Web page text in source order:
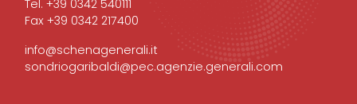
Tel. +39 0342 540111
Fax +39 0342 217400
info@schenagenerali.it
sondriogaribaldi@pec.agenzie.generali.com